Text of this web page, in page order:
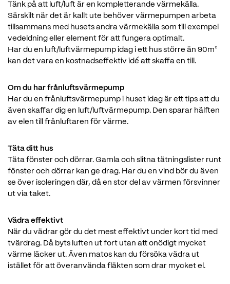
Tänk på att luft/luft är en kompletterande värmekälla.
Särskilt när det är kallt ute behöver värmepumpen arbeta
tillsammans med husets andra värmekälla som till exempel
vedeldning eller element för att fungera optimalt.
Har du en luft/luftvärmepump idag i ett hus större än 90m²
kan det vara en kostnadseffektiv idé att skaffa en till.
Om du har frånluftsvärmepump
Har du en frånluftsvärmepump i huset idag är ett tips att du
även skaffar dig en luft/luftvärmepump. Den sparar hälften
av elen till frånluftaren för värme.
Täta ditt hus
Täta fönster och dörrar. Gamla och slitna tätningslister runt
fönster och dörrar kan ge drag. Har du en vind bör du även
se över isoleringen där, då en stor del av värmen försvinner
ut via taket.
Vädra effektivt
När du vädrar gör du det mest effektivt under kort tid med
tvärdrag. Då byts luften ut fort utan att onödigt mycket
värme läcker ut. Även matos kan du försöka vädra ut
istället för att överanvända fläkten som drar mycket el.